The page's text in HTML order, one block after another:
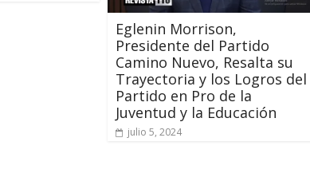
Eglenin Morrison,
Presidente del Partido
Camino Nuevo, Resalta su
Trayectoria y los Logros del
Partido en Pro de la
Juventud y la Educación
julio 5, 2024